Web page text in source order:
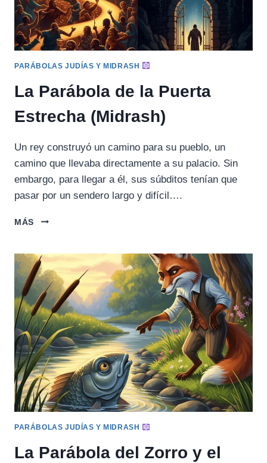
PARÁBOLAS JUDÍAS Y MIDRASH
La Parábola de la Puerta
Estrecha (Midrash)
Un rey construyó un camino para su pueblo, un
camino que llevaba directamente a su palacio. Sin
embargo, para llegar a él, sus súbditos tenían que
pasar por un sendero largo y difícil….
MÁS
LA
LA
PUERTA
ESTRECHA
(MIDRASH)
PARÁBOLAS JUDÍAS Y MIDRASH
La Parábola del Zorro y el